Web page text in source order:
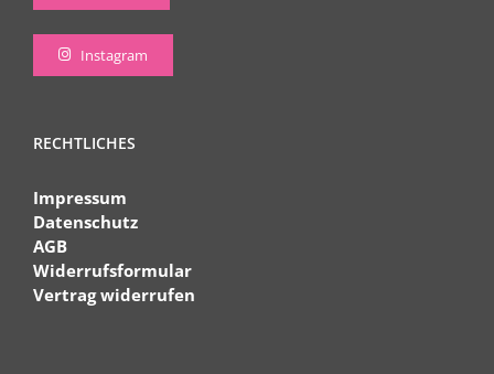
Instagram
RECHTLICHES
Impressum
Datenschutz
AGB
Widerrufsformular
Vertrag widerrufen